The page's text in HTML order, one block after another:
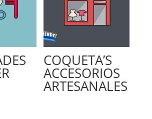
COQUETA’S
ACCESORIOS
ARTESANALES